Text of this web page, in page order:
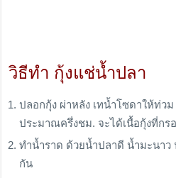
วิธีทำ กุ้งแช่น้ำปลา
ปลอกกุ้ง ผ่าหลัง เทน้ำโซดาให้ท่วม
ประมาณครึ่งชม. จะได้เนื้อกุ้งที่กร
ทำน้ำราด ด้วยน้ำปลาดี น้ำมะนาว
กัน